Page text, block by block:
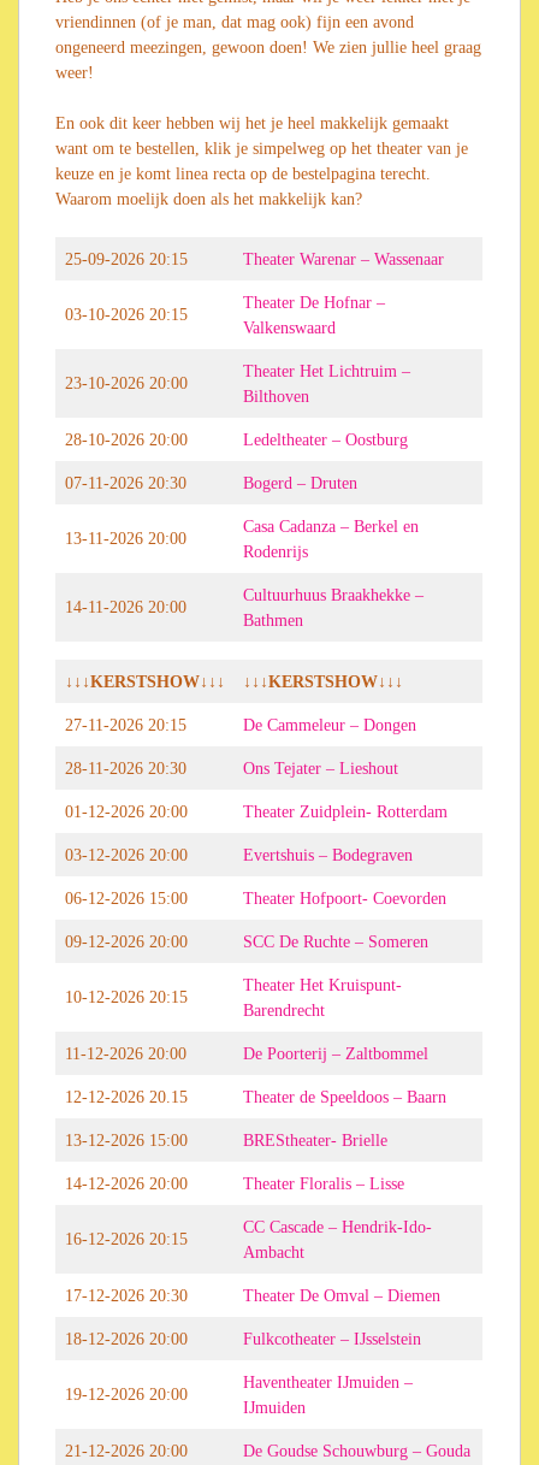
vriendinnen (of je man, dat mag ook) fijn een avond
ongeneerd meezingen, gewoon doen! We zien jullie heel graag
weer!
En ook dit keer hebben wij het je heel makkelijk gemaakt
want om te bestellen, klik je simpelweg op het theater van je
keuze en je komt linea recta op de bestelpagina terecht.
Waarom moelijk doen als het makkelijk kan?
25-09-2026 20:15 Theater Warenar – Wassenaar
03-10-2026 20:15
Theater De Hofnar –
Valkenswaard
23-10-2026 20:00
Theater Het Lichtruim –
Bilthoven
28-10-2026 20:00 Ledeltheater – Oostburg
07-11-2026 20:30 Bogerd – Druten
13-11-2026 20:00
Casa Cadanza – Berkel en
Rodenrijs
14-11-2026 20:00
Cultuurhuus Braakhekke –
Bathmen
↓↓↓KERSTSHOW↓↓↓ ↓↓↓KERSTSHOW↓↓↓
27-11-2026 20:15 De Cammeleur – Dongen
28-11-2026 20:30 Ons Tejater – Lieshout
01-12-2026 20:00 Theater Zuidplein- Rotterdam
03-12-2026 20:00 Evertshuis – Bodegraven
06-12-2026 15:00 Theater Hofpoort- Coevorden
09-12-2026 20:00 SCC De Ruchte – Someren
10-12-2026 20:15
Theater Het Kruispunt-
Barendrecht
11-12-2026 20:00 De Poorterij – Zaltbommel
12-12-2026 20.15 Theater de Speeldoos – Baarn
13-12-2026 15:00 BREStheater- Brielle
14-12-2026 20:00 Theater Floralis – Lisse
16-12-2026 20:15
CC Cascade – Hendrik-Ido-
Ambacht
17-12-2026 20:30 Theater De Omval – Diemen
18-12-2026 20:00 Fulkcotheater – IJsselstein
19-12-2026 20:00
Haventheater IJmuiden –
IJmuiden
21-12-2026 20:00 De Goudse Schouwburg – Gouda